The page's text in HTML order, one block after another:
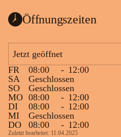
Öffnungszeiten
Jetzt geöffnet
FR
08:00 - 12:00
SA
Geschlossen
SO
Geschlossen
MO 08:00 - 12:00
DI
08:00 - 12:00
MI
Geschlossen
DO
08:00 - 12:00
Zuletzt bearbeitet: 11.04.2025